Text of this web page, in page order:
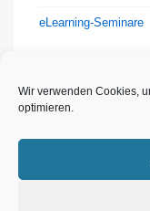
Wir verwenden Cookies,
optimieren.
eLearning-Seminare
Footer-